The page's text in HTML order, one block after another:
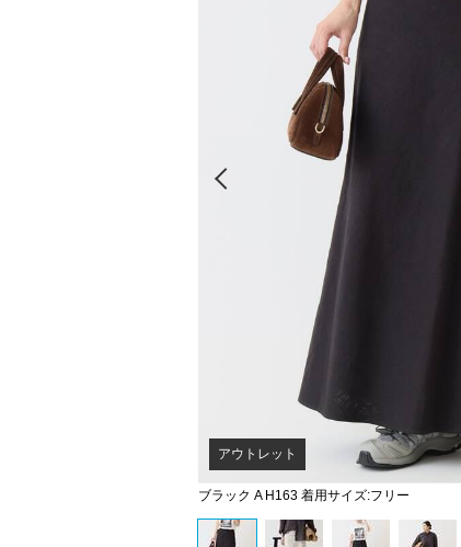
ブラック A H163 着用サイズ:フリー
アウトレット